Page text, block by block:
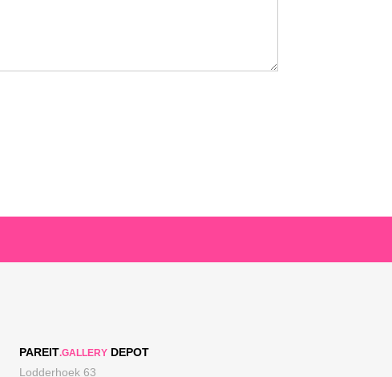
PAREIT.GALLERY DEPOT
Lodderhoek 63